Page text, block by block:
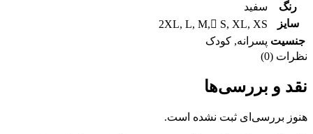
رنگ
سفید
سایز
2XL, L, M, ُS, XL, XS
جنسیت پسرانه, کودک
نظرات (0)
نقد و بررسی‌ها
هنوز بررسی‌ای ثبت نشده است.